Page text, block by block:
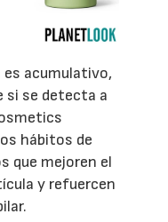
es acumulativo,
si se detecta a
hábitos de
que mejoren el
y refuercen